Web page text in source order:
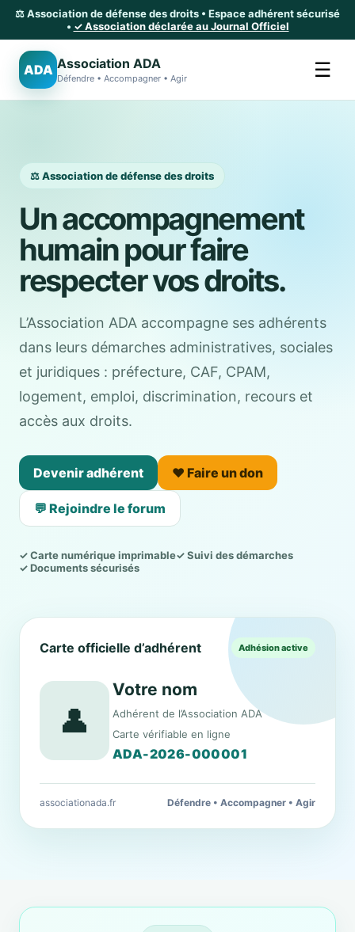
⚖️ Association de défense des droits • Espace adhérent sécurisé
• ✓ Association déclarée au Journal Officiel
ADA Association ADA
Défendre • Accompagner • Agir ☰
⚖️ Association de défense des droits
Un accompagnement
humain pour faire
respecter vos droits.
L’Association ADA accompagne ses adhérents
dans leurs démarches administratives, sociales
et juridiques : préfecture, CAF, CPAM,
logement, emploi, discrimination, recours et
accès aux droits.
Devenir adhérent ❤️ Faire un don
💬 Rejoindre le forum
✓ Carte numérique imprimable✓ Suivi des démarches
✓ Documents sécurisés
Carte officielle d’adhérent Adhésion active
👤
Votre nom
Adhérent de l’Association ADA
Carte vérifiable en ligne
ADA-2026-000001
associationada.fr Défendre • Accompagner • Agir